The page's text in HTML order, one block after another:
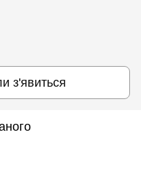
з'явиться